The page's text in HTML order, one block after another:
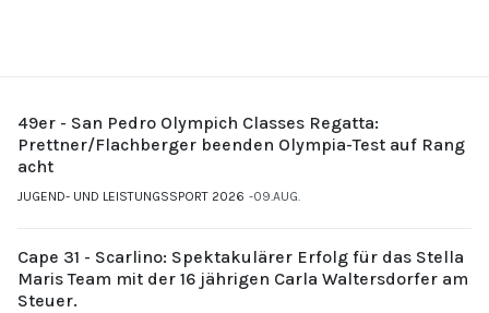
49er - San Pedro Olympich Classes Regatta:
Prettner/Flachberger beenden Olympia-Test auf Rang
acht
JUGEND- UND LEISTUNGSSPORT 2026 09.AUG.
Cape 31 - Scarlino: Spektakulärer Erfolg für das Stella
Maris Team mit der 16 jährigen Carla Waltersdorfer am
Steuer.